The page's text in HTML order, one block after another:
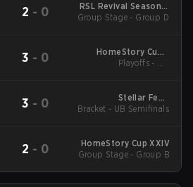
2 - 0
RSL Revival Season 5
2026
Group Stage - Group D
3 - 0
HomeStory Cup -
HomeStory Cup XXVIII
Playoffs - UB
3 - 0
Stellar Fest:
Constellation Cup
Bracket - UB Semifinals
2 - 0
HomeStory Cup XXIV
Group Stage - Group B